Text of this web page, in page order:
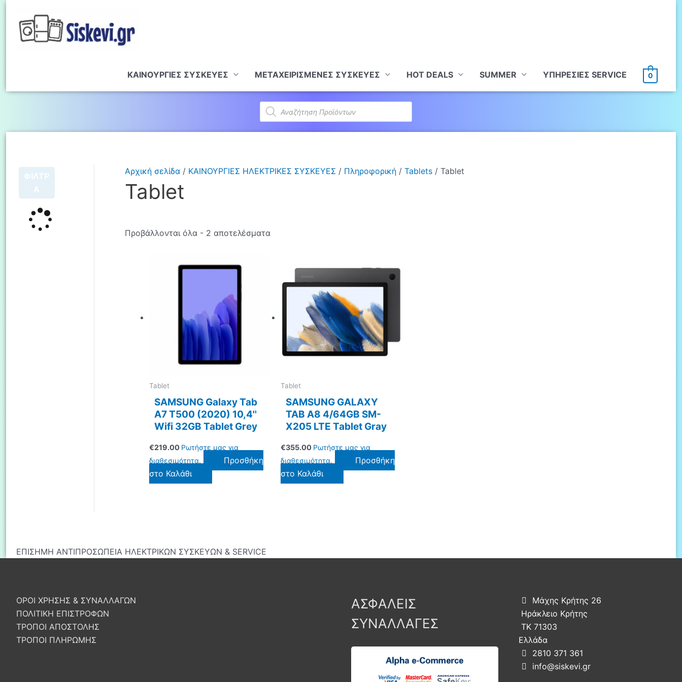
ΚΑΙΝΟΥΡΓΙΕΣ ΣΥΣΚΕΥΕΣ ΜΕΤΑΧΕΙΡΙΣΜΕΝΕΣ ΣΥΣΚΕΥΕΣ HOT DEALS SUMMER ΥΠHΡΕΣΙΕΣ SERVICE 0
Products
search
ΦΙΛΤΡ
Α
Αρχική σελίδα/ ΚΑΙΝΟΥΡΓΙΕΣ ΗΛΕΚΤΡΙΚΕΣ ΣΥΣΚΕΥΕΣ / Πληροφορική/ Tablets/ Tablet
Tablet
Προβάλλονται όλα - 2 αποτελέσματα
Tablet
SAMSUNG Galaxy Tab
A7 T500 (2020) 10,4''
Wifi 32GB Tablet Grey
€219.00 Ρωτήστε μας για
διαθεσιμότητα.
Προσθήκη
στο Καλάθι
Tablet
SAMSUNG GALAXY
TAB A8 4/64GB SM-
X205 LTE Tablet Gray
€355.00 Ρωτήστε μας για
διαθεσιμότητα.
Προσθήκη
στο Καλάθι
ΕΠΙΣΗΜΗ ΑΝΤΙΠΡΟΣΩΠΕΙΑ ΗΛΕΚΤΡΙΚΩΝ ΣΥΣΚΕΥΩΝ & SERVICE
ΟΡΟΙ ΧΡΗΣΗΣ & ΣΥΝΑΛΛΑΓΩΝ
ΠΟΛΙΤΙΚΗ ΕΠΙΣΤΡΟΦΩΝ
ΤΡΟΠΟΙ ΑΠΟΣΤΟΛΗΣ
ΤΡΟΠΟΙ ΠΛΗΡΩΜΗΣ
ΑΣΦΑΛΕΙΣ
ΣΥΝΑΛΛΑΓΕΣ

Μάχης Κρήτης 26
Ηράκλειο Κρήτης
ΤΚ 71303
Ελλάδα
 2810 371 361
 info@siskevi.gr